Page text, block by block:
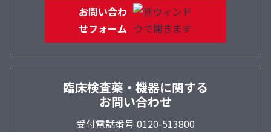
お問い合わ
せフォーム
臨床検査薬・機器に関する
お問い合わせ
受付電話番号 0120-513800